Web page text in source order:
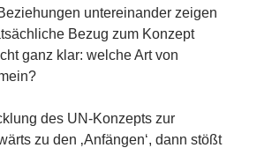
untereinander zeigen
Bezug zum Konzept
ganz klar: welche Art von
des UN-Konzepts zur
zu den ‚Anfängen‘, dann stößt